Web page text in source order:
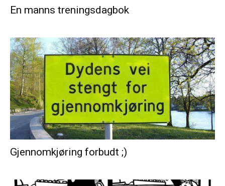
En manns treningsdagbok
Gjennomkjøring forbudt ;)